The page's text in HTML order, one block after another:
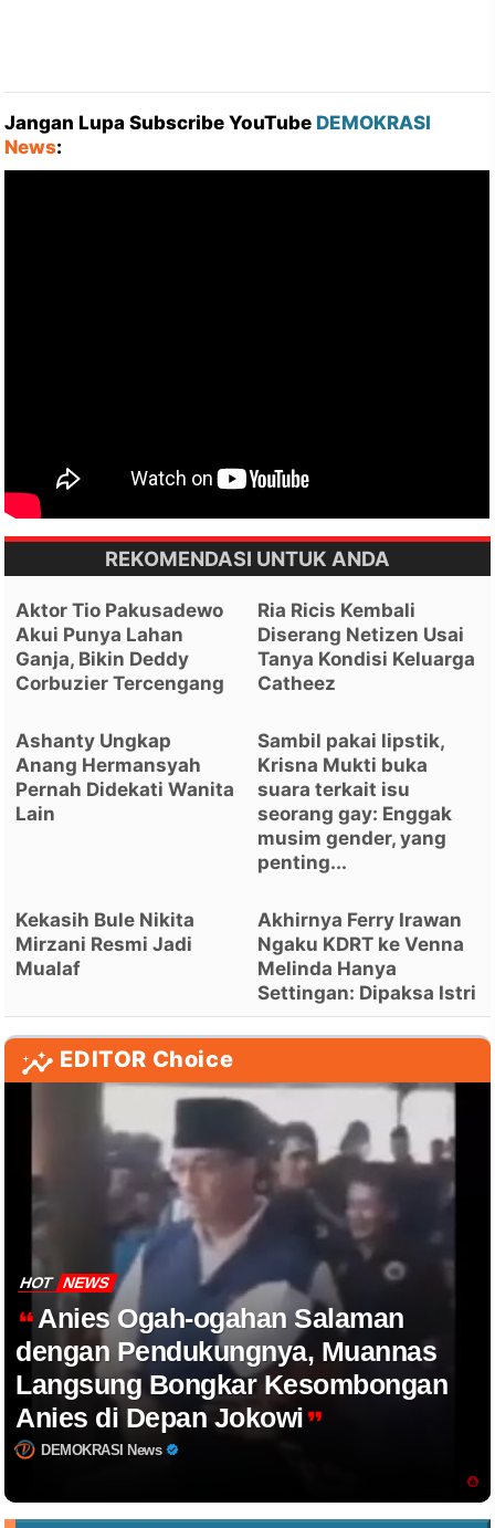
Jangan Lupa Subscribe YouTube DEMOKRASI
News:
REKOMENDASI UNTUK ANDA
Aktor Tio Pakusadewo
Akui Punya Lahan
Ganja, Bikin Deddy
Corbuzier Tercengang
Ria Ricis Kembali
Diserang Netizen Usai
Tanya Kondisi Keluarga
Catheez
Ashanty Ungkap
Anang Hermansyah
Pernah Didekati Wanita
Lain
Sambil pakai lipstik,
Krisna Mukti buka
suara terkait isu
seorang gay: Enggak
musim gender, yang
penting...
Kekasih Bule Nikita
Mirzani Resmi Jadi
Mualaf
Akhirnya Ferry Irawan
Ngaku KDRT ke Venna
Melinda Hanya
Settingan: Dipaksa Istri
EDITOR Choice
HOT NEWS
Anies Ogah-ogahan Salaman
dengan Pendukungnya, Muannas
Langsung Bongkar Kesombongan
Anies di Depan Jokowi
DEMOKRASI News